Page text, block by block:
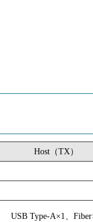
Host（TX）
USB Type-A×1、